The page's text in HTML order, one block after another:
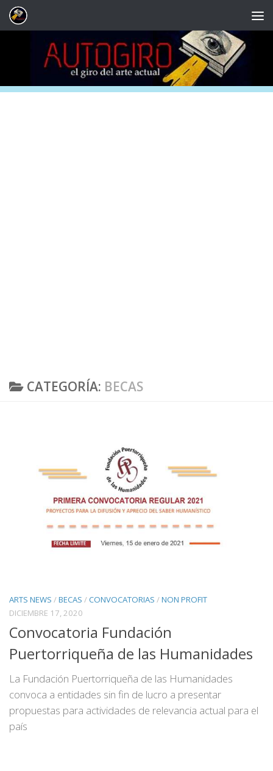
Saltar al contenido
CATEGORÍA: BECAS
ARTS NEWS /BECAS /CONVOCATORIAS /NON PROFIT
DICIEMBRE 17, 2020
Convocatoria Fundación
Puertorriqueña de las Humanidades
La Fundación Puertorriqueña de las Humanidades
convoca a entidades sin fin de lucro a presentar
propuestas para actividades de relevancia actual para el
país